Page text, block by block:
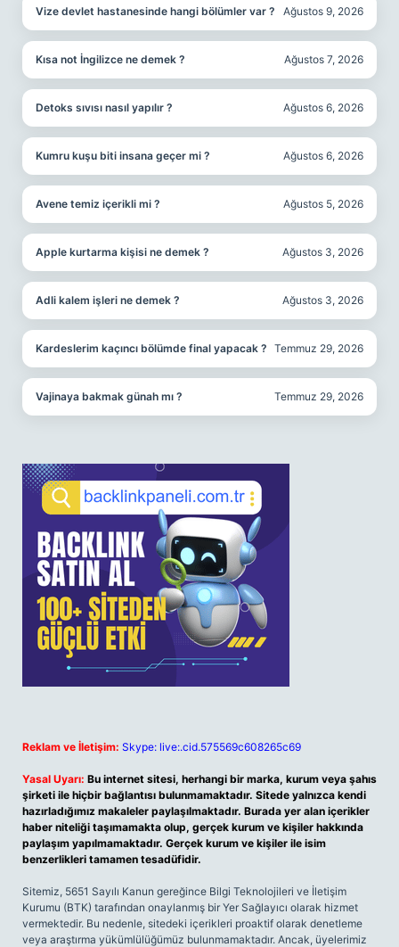
Vize devlet hastanesinde hangi bölümler var ? Ağustos 9, 2026
Kısa not İngilizce ne demek ? Ağustos 7, 2026
Detoks sıvısı nasıl yapılır ? Ağustos 6, 2026
Kumru kuşu biti insana geçer mi ? Ağustos 6, 2026
Avene temiz içerikli mi ? Ağustos 5, 2026
Apple kurtarma kişisi ne demek ? Ağustos 3, 2026
Adli kalem işleri ne demek ? Ağustos 3, 2026
Kardeslerim kaçıncı bölümde final yapacak ? Temmuz 29, 2026
Vajinaya bakmak günah mı ? Temmuz 29, 2026
Reklam ve İletişim: Skype: live:.cid.575569c608265c69
Yasal Uyarı: Bu internet sitesi, herhangi bir marka, kurum veya şahıs
şirketi ile hiçbir bağlantısı bulunmamaktadır. Sitede yalnızca kendi
hazırladığımız makaleler paylaşılmaktadır. Burada yer alan içerikler
haber niteliği taşımamakta olup, gerçek kurum ve kişiler hakkında
paylaşım yapılmamaktadır. Gerçek kurum ve kişiler ile isim
benzerlikleri tamamen tesadüfidir.
Sitemiz, 5651 Sayılı Kanun gereğince Bilgi Teknolojileri ve İletişim
Kurumu (BTK) tarafından onaylanmış bir Yer Sağlayıcı olarak hizmet
vermektedir. Bu nedenle, sitedeki içerikleri proaktif olarak denetleme
veya araştırma yükümlülüğümüz bulunmamaktadır. Ancak, üyelerimiz